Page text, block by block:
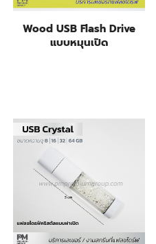
Wood USB Flash Drive
แบบหมุนเปิด